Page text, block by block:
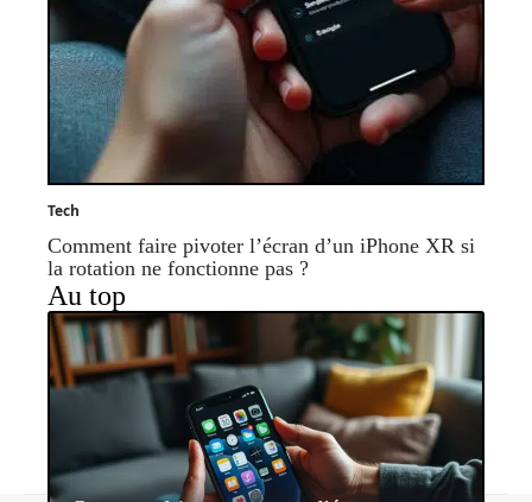
Tech
Comment faire pivoter l’écran d’un iPhone XR si
la rotation ne fonctionne pas ?
Au top